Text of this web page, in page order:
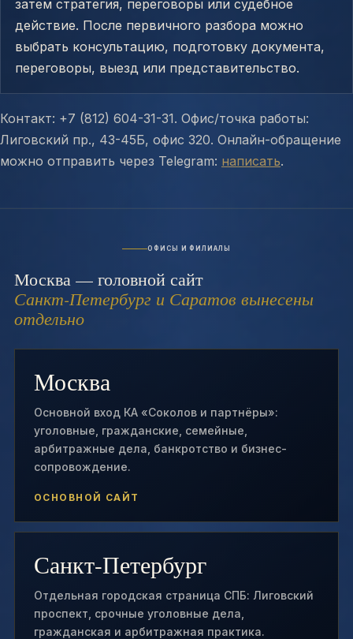
затем стратегия, переговоры или судебное
действие. После первичного разбора можно
выбрать консультацию, подготовку документа,
переговоры, выезд или представительство.
Контакт: +7 (812) 604-31-31. Офис/точка работы:
Лиговский пр., 43-45Б, офис 320. Онлайн-обращение
можно отправить через Telegram: написать.
ОФИСЫ И ФИЛИАЛЫ
Москва — головной сайт
Санкт-Петербург и Саратов вынесены
отдельно
Москва
Основной вход КА «Соколов и партнёры»:
уголовные, гражданские, семейные,
арбитражные дела, банкротство и бизнес-
сопровождение.
ОСНОВНОЙ САЙТ
Санкт-Петербург
Отдельная городская страница СПБ: Лиговский
проспект, срочные уголовные дела,
гражданская и арбитражная практика.